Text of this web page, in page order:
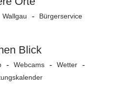
Wallgau Bürgerservice
Blick
Webcams
Wetter